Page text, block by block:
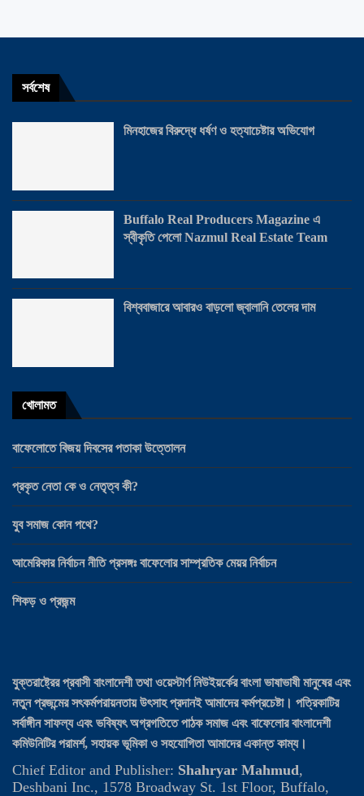
যুক্তরাষ্ট্রের প্রবাসী বাংলাদেশী তথা ওয়েস্টার্ণ নিউইয়র্কের বাংলা ভাষাভাষী মানুষের এবং
নতুন প্রজন্মের সৎকর্মপরায়নতায় উৎসাহ প্রদানই আমাদের কর্মপ্রচেষ্টা। পত্রিকাটির
সর্বাঙ্গীন সাফল্য এবং ভবিষ্যৎ অগ্রগতিতে পাঠক সমাজ এবং বাফেলোর বাংলাদেশী
কমিউনিটির পরামর্শ, সহায়ক ভূমিকা ও সহযোগিতা আমাদের একান্ত কাম্য।
Chief Editor and Publisher: Shahryar Mahmud,
Deshbani Inc., 1578 Broadway St. 1st Floor, Buffalo,
সর্বশেষ
মিনহাজের বিরুদ্ধে ধর্ষণ ও হত্যাচেষ্টার অভিযোগ
Buffalo Real Producers Magazine এ
স্বীকৃতি পেলো Nazmul Real Estate Team
বিশ্ববাজারে আবারও বাড়লো জ্বালানি তেলের দাম
খোলামত
বাফেলোতে বিজয় দিবসের পতাকা উত্তোলন
প্রকৃত নেতা কে ও নেতৃত্ব কী?
যুব সমাজ কোন পথে?
আমেরিকার নির্বাচন নীতি প্রসঙ্গঃ বাফেলোর সাম্প্রতিক মেয়র নির্বাচন
শিকড় ও প্রজন্ম